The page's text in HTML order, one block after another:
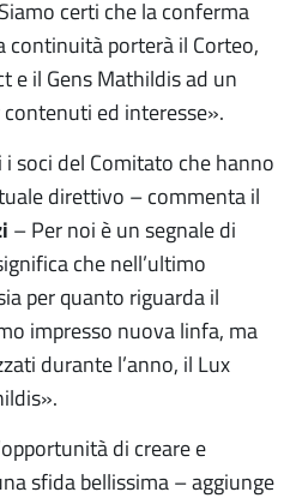
certi che la conferma
continuità porterà il Corteo,
e il Gens Mathildis ad un
ed interesse».
soci del Comitato che hanno
direttivo – commenta il
– Per noi è un segnale di
che nell’ultimo
per quanto riguarda il
impresso nuova linfa, ma
durante l’anno, il Lux
di creare e
sfida bellissima – aggiunge